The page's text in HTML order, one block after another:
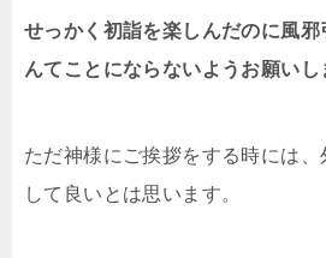
せっかく初詣を楽しんだのに風
んてことにならないようお願いし
ただ神様にご挨拶をする時には、
して良いとは思います。